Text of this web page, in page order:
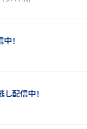
！
配信中！